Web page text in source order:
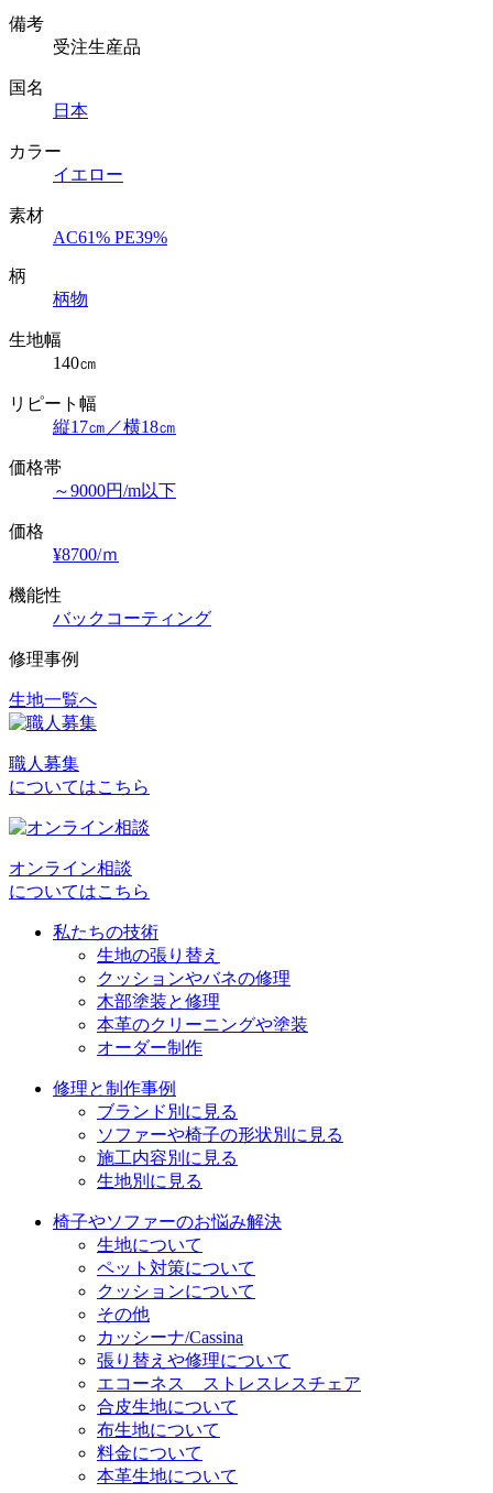
備考
受注生産品
国名
日本
カラー
イエロー
素材
AC61% PE39%
柄
柄物
生地幅
140㎝
リピート幅
縦17㎝／横18㎝
価格帯
～9000円/m以下
価格
¥8700/ｍ
機能性
バックコーティング
修理事例
投
ナ
ビ
ー
生地一覧へ
職人募集
についてはこちら
オンライン相談
についてはこちら
私たちの技術
生地の張り替え
クッションやバネの修理
木部塗装と修理
本革のクリーニングや塗装
オーダー制作
修理と制作事例
ブランド別に見る
ソファーや椅子の形状別に見る
施工内容別に見る
生地別に見る
椅子やソファーのお悩み解決
生地について
ペット対策について
クッションについて
その他
カッシーナ/Cassina
張り替えや修理について
エコーネス ストレスレスチェア
合皮生地について
布生地について
料金について
本革生地について